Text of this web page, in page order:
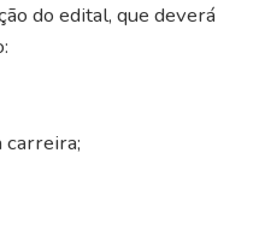
do edital, que deverá
carreira;